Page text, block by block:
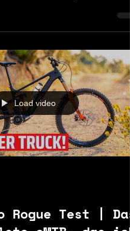
liegt der Fokus
Daten,
Sprüngen und in
Gelände.
Load video
Rogue Test | Das